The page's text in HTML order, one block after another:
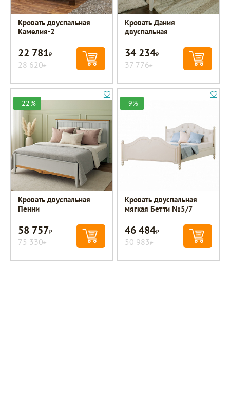
Кровать двуспальная
Камелия-2
22 781Р
28 620Р
Кровать Дания
двуспальная
34 234Р
37 776Р
-22%
Кровать двуспальная
Пенни
58 757Р
75 330Р
-9%
Кровать двуспальная
мягкая Бетти №5/7
46 484Р
50 983Р